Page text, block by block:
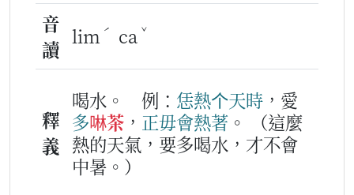
音
讀
lim ˊ ca ˇ
釋
義
喝水。 例： 恁熱个天時 ，愛
多啉茶 ， 正毋會熱著 。
（這麼
熱的天氣，要多喝水，才不會
中暑。）